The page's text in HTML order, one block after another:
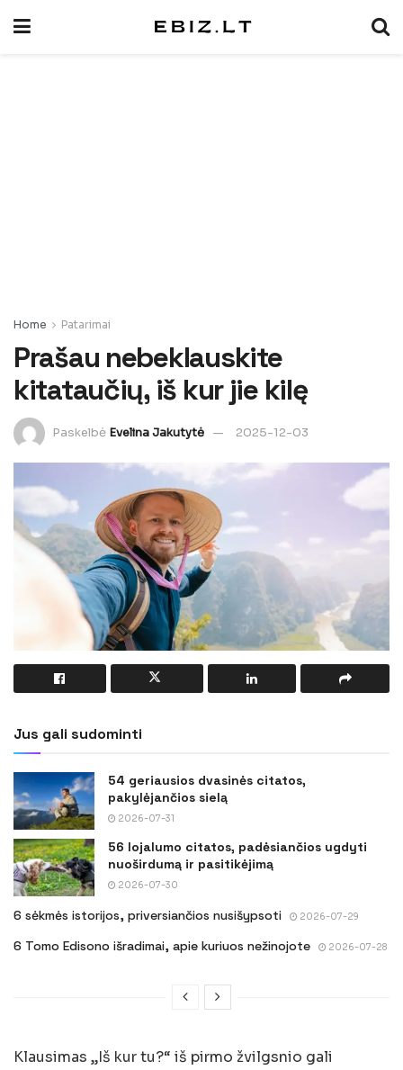
Home Patarimai
Prašau nebeklauskite
kitataučių, iš kur jie kilę
Paskelbė Evelina Jakutytė 2025-12-03
Jus gali sudominti
54 geriausios dvasinės citatos,
pakylėjančios sielą
2026-07-31
56 lojalumo citatos, padėsiančios ugdyti
nuoširdumą ir pasitikėjimą
2026-07-30
6 sėkmės istorijos, priversiančios nusišypsoti 2026-07-29
6 Tomo Edisono išradimai, apie kuriuos nežinojote 2026-07-28
Klausimas „Iš kur tu?“ iš pirmo žvilgsnio gali